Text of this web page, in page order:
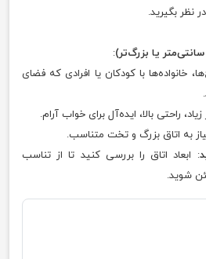
نظر بگیرید.
:
خانواده‌ها با کودکان یا افرادی که فضای
راحتی بالا، ایده‌آل برای خواب آرام.
به اتاق بزرگ و تخت متناسب.
: ابعاد اتاق را بررسی کنید تا از تناسب
شوید.